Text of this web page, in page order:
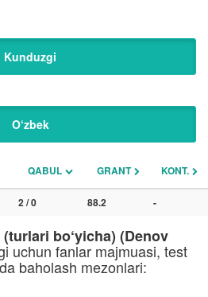
Kunduzgi
O‘zbek
QABUL GRANT KONT.
2 / 0 88.2 -
bo‘yicha) (Denov
uchun fanlar majmuasi, test
baholash mezonlari: